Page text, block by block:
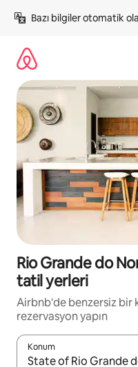
atla
Bazı bilgiler otomatik
Rio Grande do
tatil yerleri
Airbnb'de benzersiz bir
rezervasyon yapın
Konum
Sonuçlar kullanılabilir